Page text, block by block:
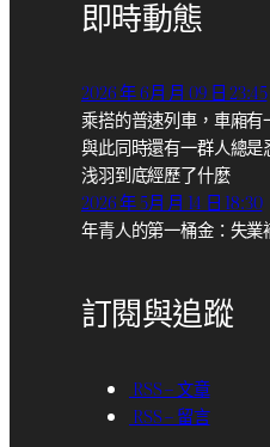
即時動態
2026 年 6月 月 09 日 23:45
乘搭的普速列車，車廂有
與此同時還有一群人總
浅羽到底經歷了什麼
2026 年 5月 月 14 日 18:30
年青人的第一桶金：失業
訂閱與追蹤
RSS – 文章
RSS – 留言